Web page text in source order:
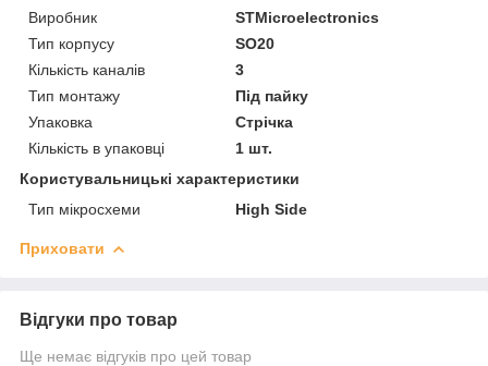
Виробник
STMicroelectronics
Тип корпусу
SO20
Кількість каналів
3
Тип монтажу
Під пайку
Упаковка
Стрічка
Кількість в упаковці
1 шт.
Користувальницькі характеристики
Тип мікросхеми
High Side
Приховати
Відгуки про товар
Ще немає відгуків про цей товар